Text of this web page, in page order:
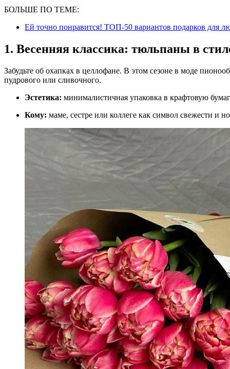
БОЛЬШЕ ПО ТЕМЕ:
Ей точно понравится! ТОП-50 вариантов подарков для
1. Весенняя классика: тюльпаны в
Забудьте об охапках в целлофане. В этом сезоне в моде
пудрового или сливочного.
Эстетика: минималистичная упаковка в крафтовую
Кому: маме, сестре или коллеге как символ свежести и